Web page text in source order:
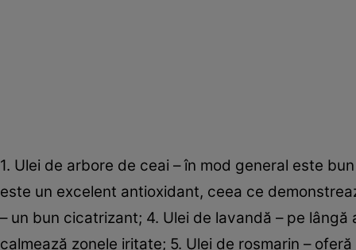
1. Ulei de arbore de ceai – în mod general este
este un excelent antioxidant, ceea ce
– un bun cicatrizant; 4. Ulei de lavandă – pe
calmează zonele iritate; 5. Ulei de rosmarin –